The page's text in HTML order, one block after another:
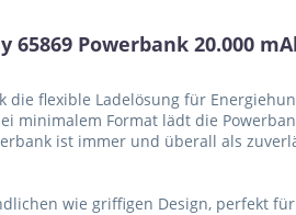
Powerbank 20.000
die flexible Ladelösung für
minimalem Format lädt die
ist immer und überall als
wie griffigen Design, perfekt